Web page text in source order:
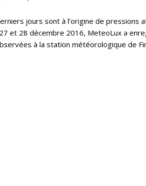
jours sont à l’origine de pressions
et 28 décembre 2016, MeteoLux a
à la station météorologique de